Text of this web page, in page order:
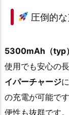
圧倒的
5300mAh（typ
使用でも安心の
イパーチャージ
の充電が可能で
便性も抜群です。